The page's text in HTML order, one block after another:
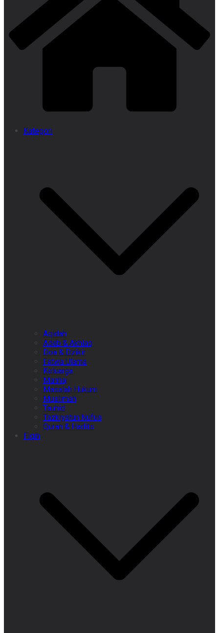
Kategori
Aqidah
Adab & Akhlaq
Doa & Dzikir
Fatwa Ulama
Keluarga
Manhaj
Masalah Hukum
Muslimah
Tauhid
Tazkiyatun Nufus
Quran & Hadits
Fiqih